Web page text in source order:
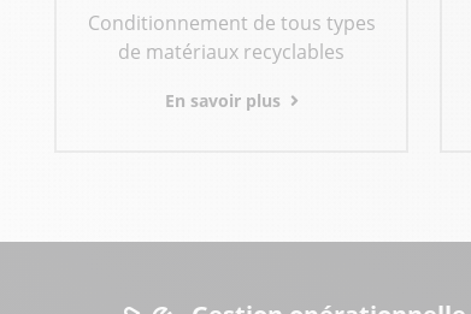
Conditionnement de tous types
de matériaux recyclables
En savoir plus